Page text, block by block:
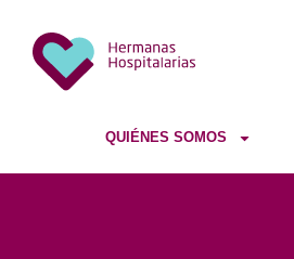
QUIÉNES SOMOS